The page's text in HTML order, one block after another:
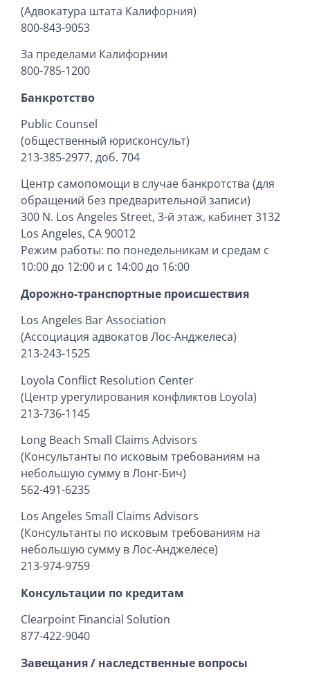
(Адвокатура штата Калифорния)
800-843-9053
За пределами Калифорнии
800-785-1200
Банкротство
Public Counsel
(общественный юрисконсульт)
213-385-2977, доб. 704
Центр самопомощи в случае банкротства (для
обращений без предварительной записи)
300 N. Los Angeles Street, 3-й этаж, кабинет 3132
Los Angeles, CA 90012
Режим работы: по понедельникам и средам с
10:00 до 12:00 и с 14:00 до 16:00
Дорожно-транспортные происшествия
Los Angeles Bar Association
(Ассоциация адвокатов Лос-Анджелеса)
213-243-1525
Loyola Conflict Resolution Center
(Центр урегулирования конфликтов Loyola)
213-736-1145
Long Beach Small Claims Advisors
(Консультанты по исковым требованиям на
небольшую сумму в Лонг-Бич)
562-491-6235
Los Angeles Small Claims Advisors
(Консультанты по исковым требованиям на
небольшую сумму в Лос-Анджелесе)
213-974-9759
Консультации по кредитам
Clearpoint Financial Solution
877-422-9040
Завещания / наследственные вопросы